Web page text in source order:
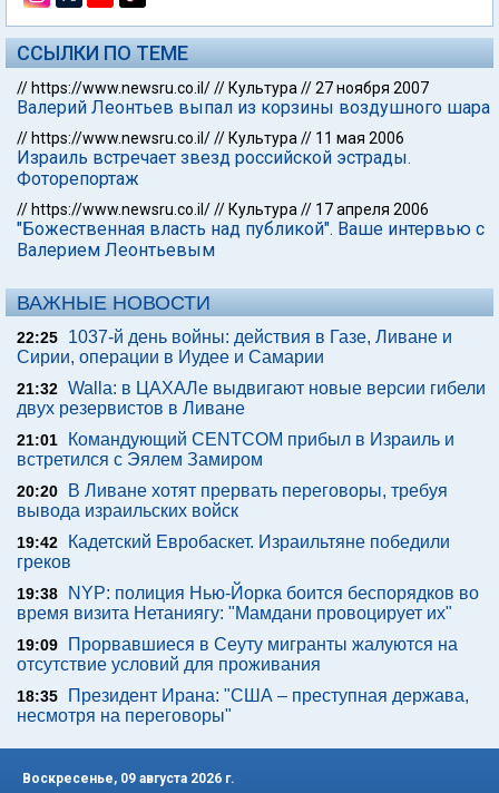
ССЫЛКИ ПО ТЕМЕ
// https://www.newsru.co.il/// Культура //27 ноября 2007
Валерий Леонтьев выпал из корзины воздушного шара
// https://www.newsru.co.il/// Культура // 11 мая 2006
Израиль встречает звезд российской эстрады.
Фоторепортаж
// https://www.newsru.co.il/// Культура // 17 апреля 2006
"Божественная власть над публикой". Ваше интервью с
Валерием Леонтьевым
ВАЖНЫЕ НОВОСТИ
22:25
1037-й день войны: действия в Газе, Ливане и
Сирии, операции в Иудее и Самарии
21:32 Walla: в ЦАХАЛе выдвигают новые версии гибели
двух резервистов в Ливане
21:01
Командующий CENTCOM прибыл в Израиль и
встретился с Эялем Замиром
20:20
В Ливане хотят прервать переговоры, требуя
вывода израильских войск
19:42
Кадетский Евробаскет. Израильтяне победили
греков
19:38
NYP: полиция Нью-Йорка боится беспорядков во
время визита Нетаниягу: "Мамдани провоцирует их"
19:09
Прорвавшиеся в Сеуту мигранты жалуются на
отсутствие условий для проживания
18:35
Президент Ирана: "США – преступная держава,
несмотря на переговоры"
Воскресенье, 09 августа 2026 г.